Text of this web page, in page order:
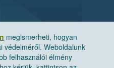
megismerheti, hogyan
védelméről. Weboldalunk
felhasználói élmény